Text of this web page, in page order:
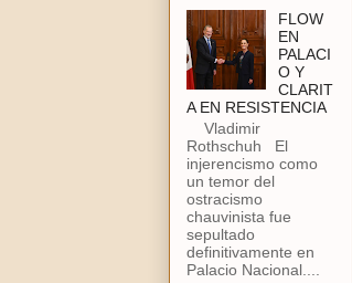
FLOW
EN
PALACI
O Y
CLARIT
A EN RESISTENCIA
Vladimir
Rothschuh El
injerencismo como
un temor del
ostracismo
chauvinista fue
sepultado
definitivamente en
Palacio Nacional....